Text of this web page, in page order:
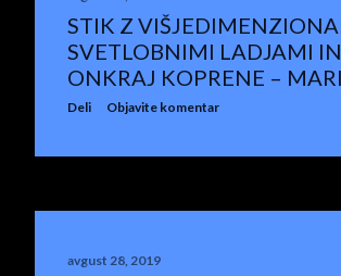
STIK Z
SVETLOBNIMI LADJAMI
ONKRAJ KOPRENE –
Deli Objavite komentar
avgust 28, 2019